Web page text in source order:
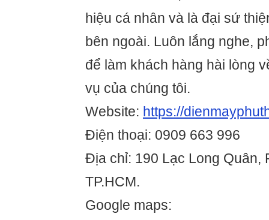
hiệu cá nhân và là đại sứ
bên ngoài. Luôn lắng nghe,
để làm khách hàng hài lòng
vụ của chúng tôi.
Website: https://
Điện thoại: 0909 663 996
Địa chỉ: 190 Lạc Long Quân,
TP.HCM.
Google maps: